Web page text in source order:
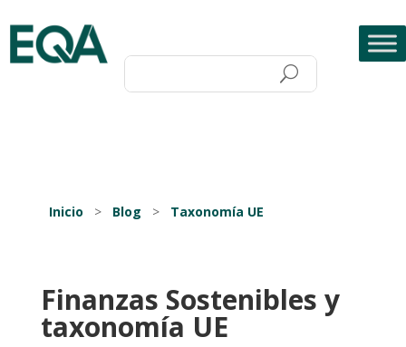
Inicio > Blog > Taxonomía UE
Finanzas Sostenibles y
taxonomía UE